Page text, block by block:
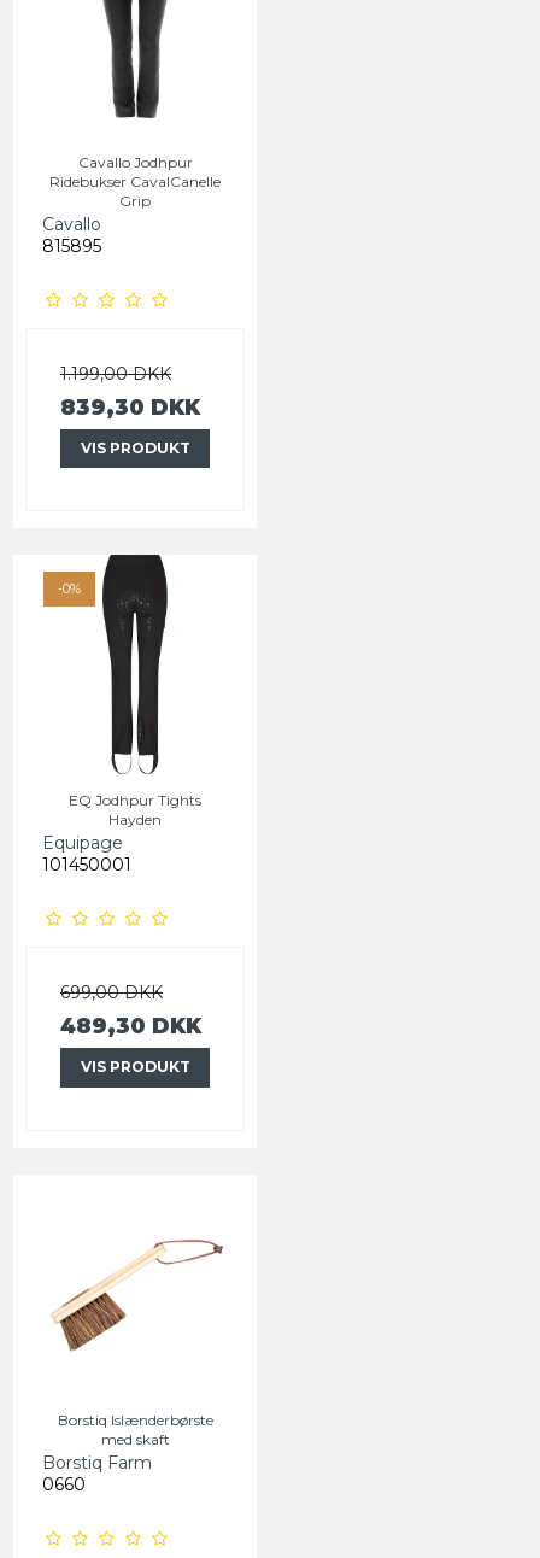
Cavallo Jodhpur
Ridebukser CavalCanelle
Grip
Cavallo
815895
1.199,00 DKK
839,30 DKK
VIS PRODUKT
-0%
EQ Jodhpur Tights
Hayden
Equipage
101450001
699,00 DKK
489,30 DKK
VIS PRODUKT
Borstiq Islænderbørste
med skaft
Borstiq Farm
0660